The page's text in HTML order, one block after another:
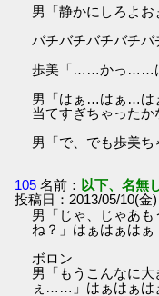
男「静かにしろよお
バチバチバチバチバ
歩美「……かっ……
男「はぁ…はぁ…は
当てすぎちゃった
男「で、でも歩美ち
105 名前： 以下、名無
投稿日：2013/05/10(金
男「じゃ、じゃあも
ね？」はぁはぁはぁ
ボロン
男「もうこんなに
ぇ……」はぁはぁは